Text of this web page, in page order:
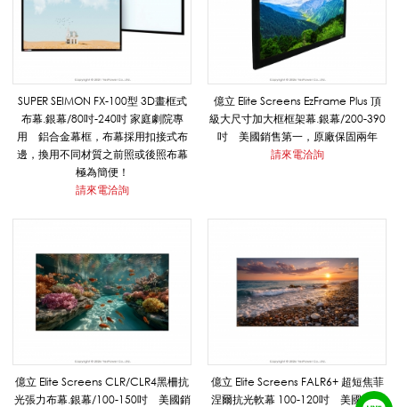
音
系
列
|
悅
適
SUPER SEIMON FX-100型 3D畫框式
布幕.銀幕/80吋-240吋 家庭劇院專
用 鋁合金幕框，布幕採用扣接式布
邊，換用不同材質之前照或後照布幕
極為簡便！
請來電洽詢
億立 Elite Screens EzFrame Plus 頂
級大尺寸加大框框架幕.銀幕/200-390
吋 美國銷售第一，原廠保固兩年
請來電洽詢
億立 Elite Screens CLR/CLR4黑柵抗
光張力布幕.銀幕/100-150吋 美國銷
億立 Elite Screens FALR6+ 超短焦菲
涅爾抗光軟幕 100-120吋 美國銷售